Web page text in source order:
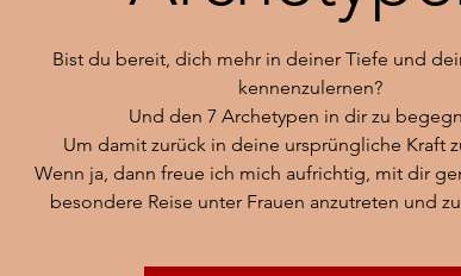
Bist du bereit, dich mehr in deiner Tiefe und
kennenzulernen?
Und den 7 Archetypen in dir zu
Um damit zurück in deine ursprüngliche Kraft
Wenn ja, dann freue ich mich aufrichtig, mit dir
besondere Reise unter Frauen anzutreten und